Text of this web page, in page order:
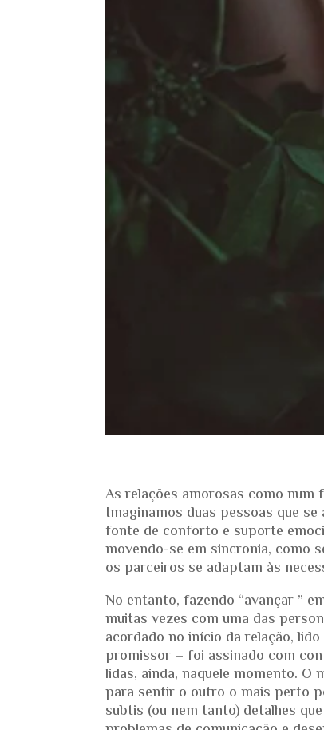
As relações amorosas como
Imaginamos duas pessoas que
fonte de conforto e suporte
movendo-se em sincronia, como
os parceiros se adaptam às
No entanto, fazendo “avançar ”
muitas vezes com uma das
acordado no início da relação,
promissor – foi assinado com
lidas, ainda, naquele momento. O
para sentir o outro o mais perto
subtis (ou nem tanto) detalhes